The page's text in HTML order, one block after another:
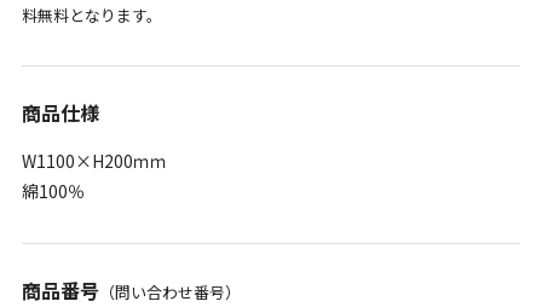
料無料となります。
商品仕様
W1100×H200ｍｍ
綿100％
商品番号（問い合わせ番号）